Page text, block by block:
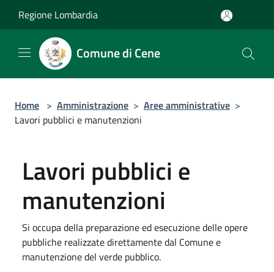
Regione Lombardia
Comune di Cene
Home > Amministrazione > Aree amministrative >
Lavori pubblici e manutenzioni
Lavori pubblici e
manutenzioni
Si occupa della preparazione ed esecuzione delle opere
pubbliche realizzate direttamente dal Comune e
manutenzione del verde pubblico.